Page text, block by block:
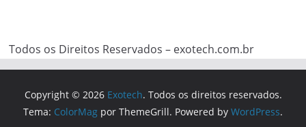
Todos os Direitos Reservados – exotech.com.br
Copyright © 2026 Exotech. Todos os direitos reservados.
Tema: ColorMag por ThemeGrill. Powered by WordPress.